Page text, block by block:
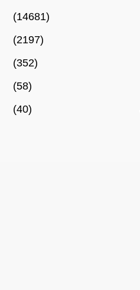
(14681)
(2197)
(352)
(58)
(40)